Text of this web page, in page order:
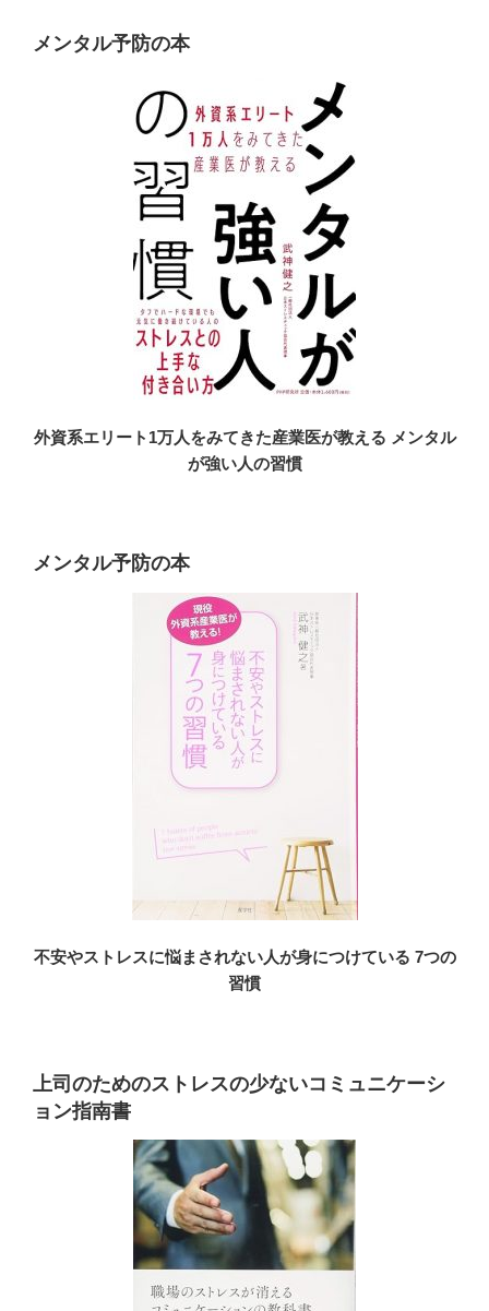
メンタル予防の本
外資系エリート1万人をみてきた産業医が教える メンタル
が強い人の習慣
メンタル予防の本
不安やストレスに悩まされない人が身につけている 7つの
習慣
上司のためのストレスの少ないコミュニケーシ
ョン指南書